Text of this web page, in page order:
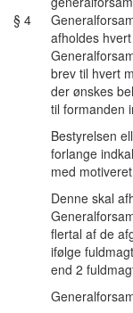
§ 4
afholdes
brev til hvert
der ønskes
til formanden
Bestyrelsen
forlange
med
Denne skal
flertal af de
ifølge
end 2